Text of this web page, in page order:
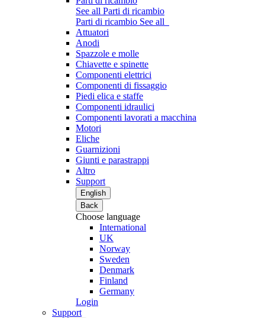
See all Parti di ricambio
Parti di ricambio See all
Attuatori
Anodi
Spazzole e molle
Chiavette e spinette
Componenti elettrici
Componenti di fissaggio
Piedi elica e staffe
Componenti idraulici
Componenti lavorati a macchina
Motori
Eliche
Guarnizioni
Giunti e parastrappi
Altro
Support
English
Back
Choose language
International
UK
Norway
Sweden
Denmark
Finland
Germany
Login
Support